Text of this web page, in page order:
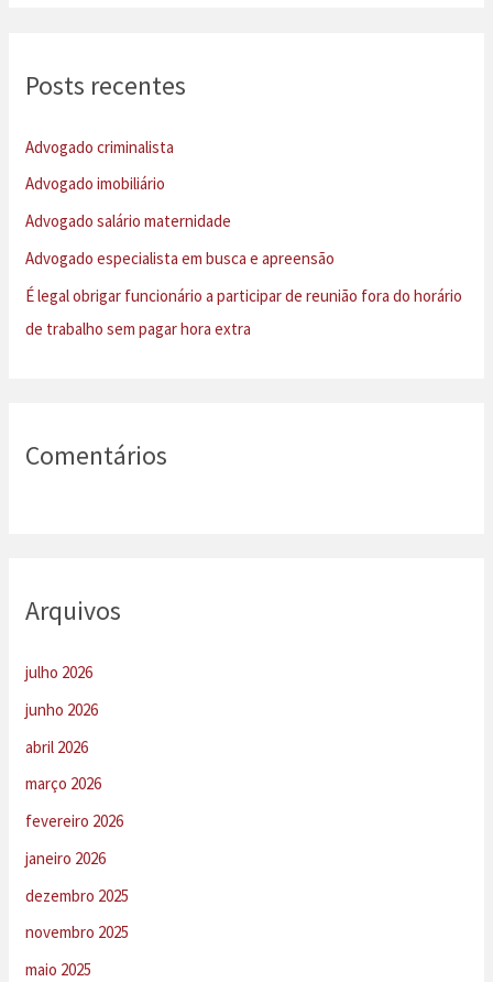
i
p
o
r
:
Posts recentes
Advogado criminalista
Advogado imobiliário
Advogado salário maternidade
Advogado especialista em busca e apreensão
É legal obrigar funcionário a participar de reunião fora do horário
de trabalho sem pagar hora extra
Comentários
Arquivos
julho 2026
junho 2026
abril 2026
março 2026
fevereiro 2026
janeiro 2026
dezembro 2025
novembro 2025
maio 2025